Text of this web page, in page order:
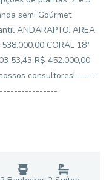
semi Goúrmet
ANDARAPTO. AREA
CORAL 18º
53,43 R$ 452.000,00
consultores!------